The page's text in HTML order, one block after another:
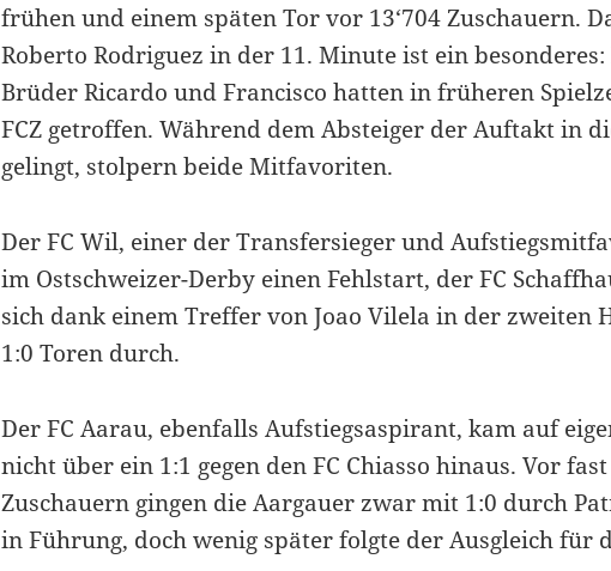
frühen und einem späten Tor vor 13‘704 Zuschauern.
Roberto Rodriguez in der 11. Minute ist ein besonderes:
Brüder Ricardo und Francisco hatten in früheren
FCZ getroffen. Während dem Absteiger der Auftakt in
gelingt, stolpern beide Mitfavoriten.
Der FC Wil, einer der Transfersieger und
im Ostschweizer-Derby einen Fehlstart, der FC
sich dank einem Treffer von Joao Vilela in der zweiten
1:0 Toren durch.
Der FC Aarau, ebenfalls Aufstiegsaspirant, kam auf
nicht über ein 1:1 gegen den FC Chiasso hinaus. Vor
Zuschauern gingen die Aargauer zwar mit 1:0 durch
in Führung, doch wenig später folgte der Ausgleich für